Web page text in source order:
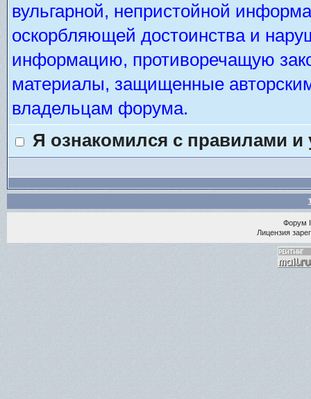
вульгарной, непристойной
оскорбляющей достоинства и
информацию, противоречащую
материалы, защищенные
владельцам форума.
Я ознакомился с правилами
Форум
Лицензия